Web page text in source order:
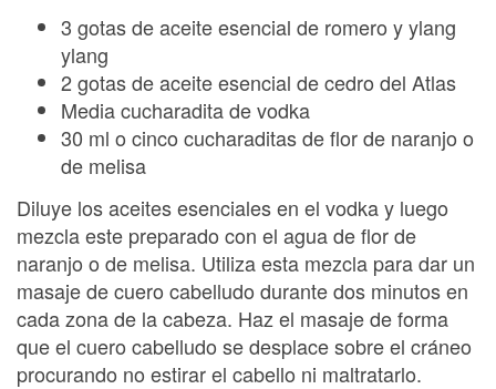
3 gotas de aceite esencial de romero y ylang
ylang
2 gotas de aceite esencial de cedro del Atlas
Media cucharadita de vodka
30 ml o cinco cucharaditas de flor de naranjo o
de melisa
Diluye los aceites esenciales en el vodka y luego
mezcla este preparado con el agua de flor de
naranjo o de melisa. Utiliza esta mezcla para dar un
masaje de cuero cabelludo durante dos minutos en
cada zona de la cabeza. Haz el masaje de forma
que el cuero cabelludo se desplace sobre el cráneo
procurando no estirar el cabello ni maltratarlo.